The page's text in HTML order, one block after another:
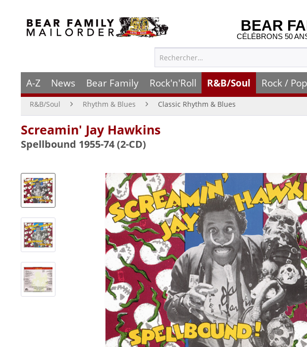
BEAR
CÉLÉBRONS 50
A-Z News Bear Family Rock'n'Roll R&B/Soul Rock / Pop
R&B/Soul Rhythm & Blues Classic Rhythm & Blues
Screamin' Jay Hawkins
Spellbound 1955-74 (2-CD)